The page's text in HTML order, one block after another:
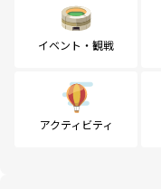
イベント・観戦
アクティビティ